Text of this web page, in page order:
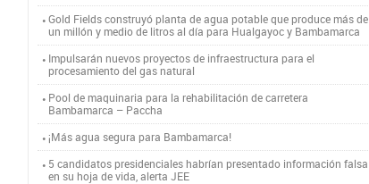
Gold Fields construyó planta de agua potable que produce más de
un millón y medio de litros al día para Hualgayoc y Bambamarca
Impulsarán nuevos proyectos de infraestructura para el
procesamiento del gas natural
Pool de maquinaria para la rehabilitación de carretera
Bambamarca – Paccha
¡Más agua segura para Bambamarca!
5 candidatos presidenciales habrían presentado información falsa
en su hoja de vida, alerta JEE